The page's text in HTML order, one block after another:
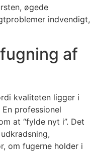
øgede
indvendigt,
af
kvaliteten ligger i
professionel
at “fylde nyt i”. Det
om fugerne holder i